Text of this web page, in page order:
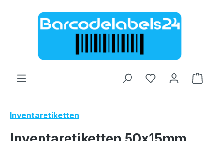
Zum Hauptinhalt springen
Inventaretiketten